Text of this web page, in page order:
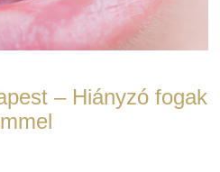
– Hiányzó fogak